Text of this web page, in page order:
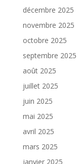
décembre 2025
novembre 2025
octobre 2025
septembre 2025
août 2025
juillet 2025
juin 2025
mai 2025
avril 2025
mars 2025
janvier 2025